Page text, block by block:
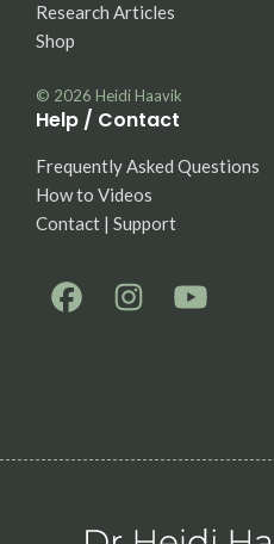
Research Articles
Shop
© 2026 Heidi Haavik
Help / Contact
Frequently Asked Questions
How to Videos
Contact | Support